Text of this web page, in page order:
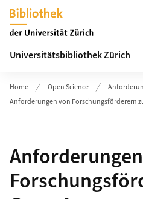
Header
Universitätsbibliothek Zürich
Home Open Science
Anforderungen von Forschungsförderern